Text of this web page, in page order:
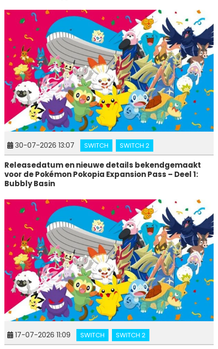
30-07-2026 13:07 SWITCH SWITCH 2
Releasedatum en nieuwe details bekendgemaakt
voor de Pokémon Pokopia Expansion Pass – Deel 1:
Bubbly Basin
17-07-2026 11:09 SWITCH SWITCH 2